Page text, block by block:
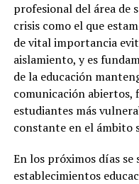
profesional del área de
crisis como el que
de vital importancia
aislamiento, y es
de la educación
comunicación abiertos,
estudiantes más
constante en el ámbito
En los próximos días
establecimientos